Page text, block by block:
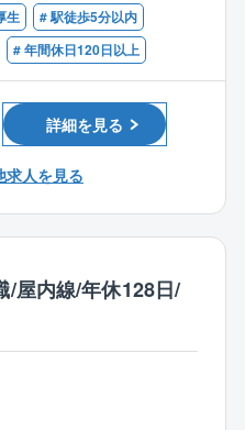
等の経験を活かして、
リアアップが可能
複数のテナントが入った
全般を行っていただきま
ンテナンス発注・監理、
応などがメインです。
工事の工事管理業務も発
などのご経験をお持ちの
き方改善・キャリアチ
(調整・指示・交渉等)、
生
# 駅徒歩5分以内
# 年間休日120日以上
詳細を見る
求人を見る
/屋内線/年休128日/